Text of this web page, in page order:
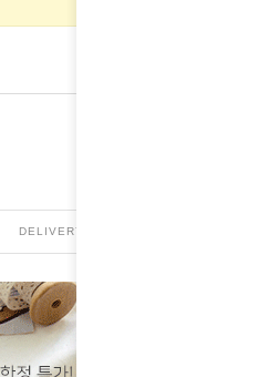
DELIVERY